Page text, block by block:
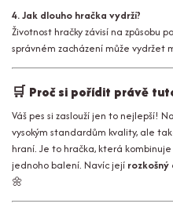
4. Jak dlouho hračka vydrží?
Životnost hračky závisí na způsobu
správném zacházení může vydržet
🛒 Proč si pořídit právě
Váš pes si zaslouží jen to nejlepší!
vysokým standardům kvality, ale
hraní. Je to hračka, která
jednoho balení. Navíc její rozkošný
🌼